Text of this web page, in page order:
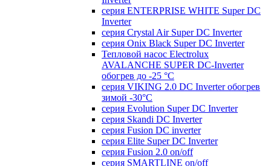
серия ENTERPRISE WHITE Super DC
Inverter
серия Crystal Air Super DC Inverter
серия Onix Black Super DC Inverter
Тепловой насос Electrolux
AVALANCHE SUPER DC-Inverter
обогрев до -25 °С
серия VIKING 2.0 DC Inverter обогрев
зимой -30°С
серия Evolution Super DC Inverter
серия Skandi DC Inverter
серия Fusion DC inverter
серия Elite Super DC Inverter
серия Fusion 2.0 on/off
серия SMARTLINE on/off